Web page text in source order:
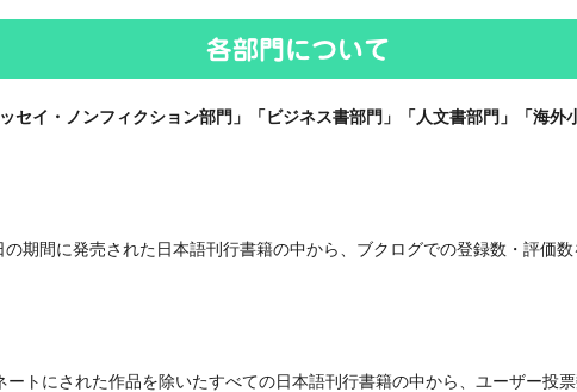
セイ・ノンフィクション部門」「ビジネス書部門」「人文書部門」「海
期間に発売された日本語刊行書籍の中から、ブクログでの登録数・評価
トにされた作品を除いたすべての日本語刊行書籍の中から、ユーザー投